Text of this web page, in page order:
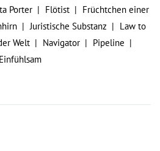
Porter Flötist
Früchtchen einer
Juristische Substanz
Law to
Welt Navigator
Pipeline